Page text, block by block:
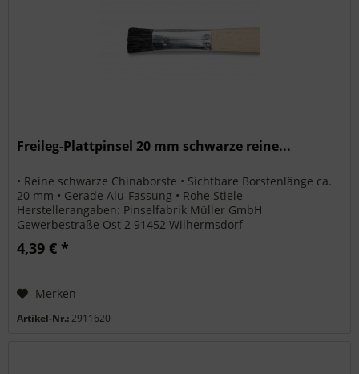
Freileg-Plattpinsel 20 mm schwarze reine...
• Reine schwarze Chinaborste • Sichtbare Borstenlänge ca.
20 mm • Gerade Alu-Fassung • Rohe Stiele
Herstellerangaben: Pinselfabrik Müller GmbH
Gewerbestraße Ost 2 91452 Wilhermsdorf
info@pinselmueller.de
4,39 € *
Merken
Artikel-Nr.:2911620